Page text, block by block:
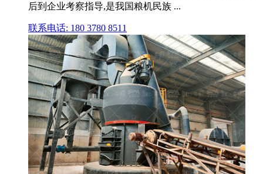
后到企业考察指导,是我国粮机民族 ...
联系电话: 180 3780 8511